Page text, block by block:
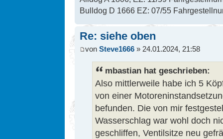
Bulldog D 1666 EZ: 07/55
Re: siehe oben
von Steve1666 » 24.01.2024, 21:58
mbastian hat geschrieben:
Also mittlerweile habe ich 5
von einer
befunden. Die von mir
Wasserschlag war wohl doch
geschliffen, Ventilsitze neu